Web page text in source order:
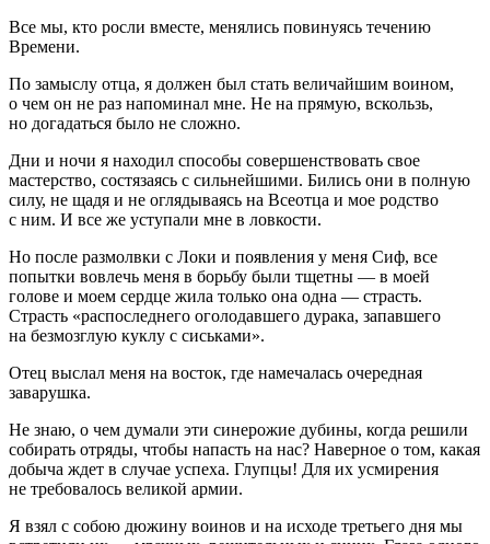
Все мы, кто росли вместе, менялись повинуясь течению
Времени.
По замыслу отца, я должен был стать величайшим воином,
о чем он не раз напоминал мне. Не на прямую, вскользь,
но догадаться было не сложно.
Дни и ночи я находил способы совершенствовать свое
мастерство, состязаясь с сильнейшими. Бились они в полную
силу, не щадя и не оглядываясь на Всеотца и мое родство
с ним. И все же уступали мне в ловкости.
Но после размолвки с Локи и появления у меня Сиф, все
попытки вовлечь меня в борьбу были тщетны — в моей
голове и моем сердце жила только она одна — страсть.
Страсть «распоследнего оголодавшего дурака, запавшего
на безмозглую куклу с сиськами».
Отец выслал меня на восток, где намечалась очередная
заварушка.
Не знаю, о чем думали эти синерожие дубины, когда решили
собирать отряды, чтобы напасть на нас? Наверное о том, какая
добыча ждет в случае успеха. Глупцы! Для их усмирения
не требовалось великой армии.
Я взял с собою дюжину воинов и на исходе третьего дня мы